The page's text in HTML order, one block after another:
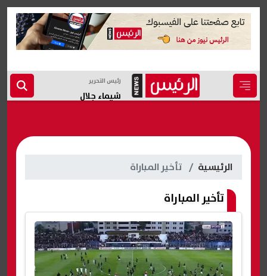
رئيس التحرير
شيماء جلال
الرئيسية تأخير المباراة
تأخير المباراة